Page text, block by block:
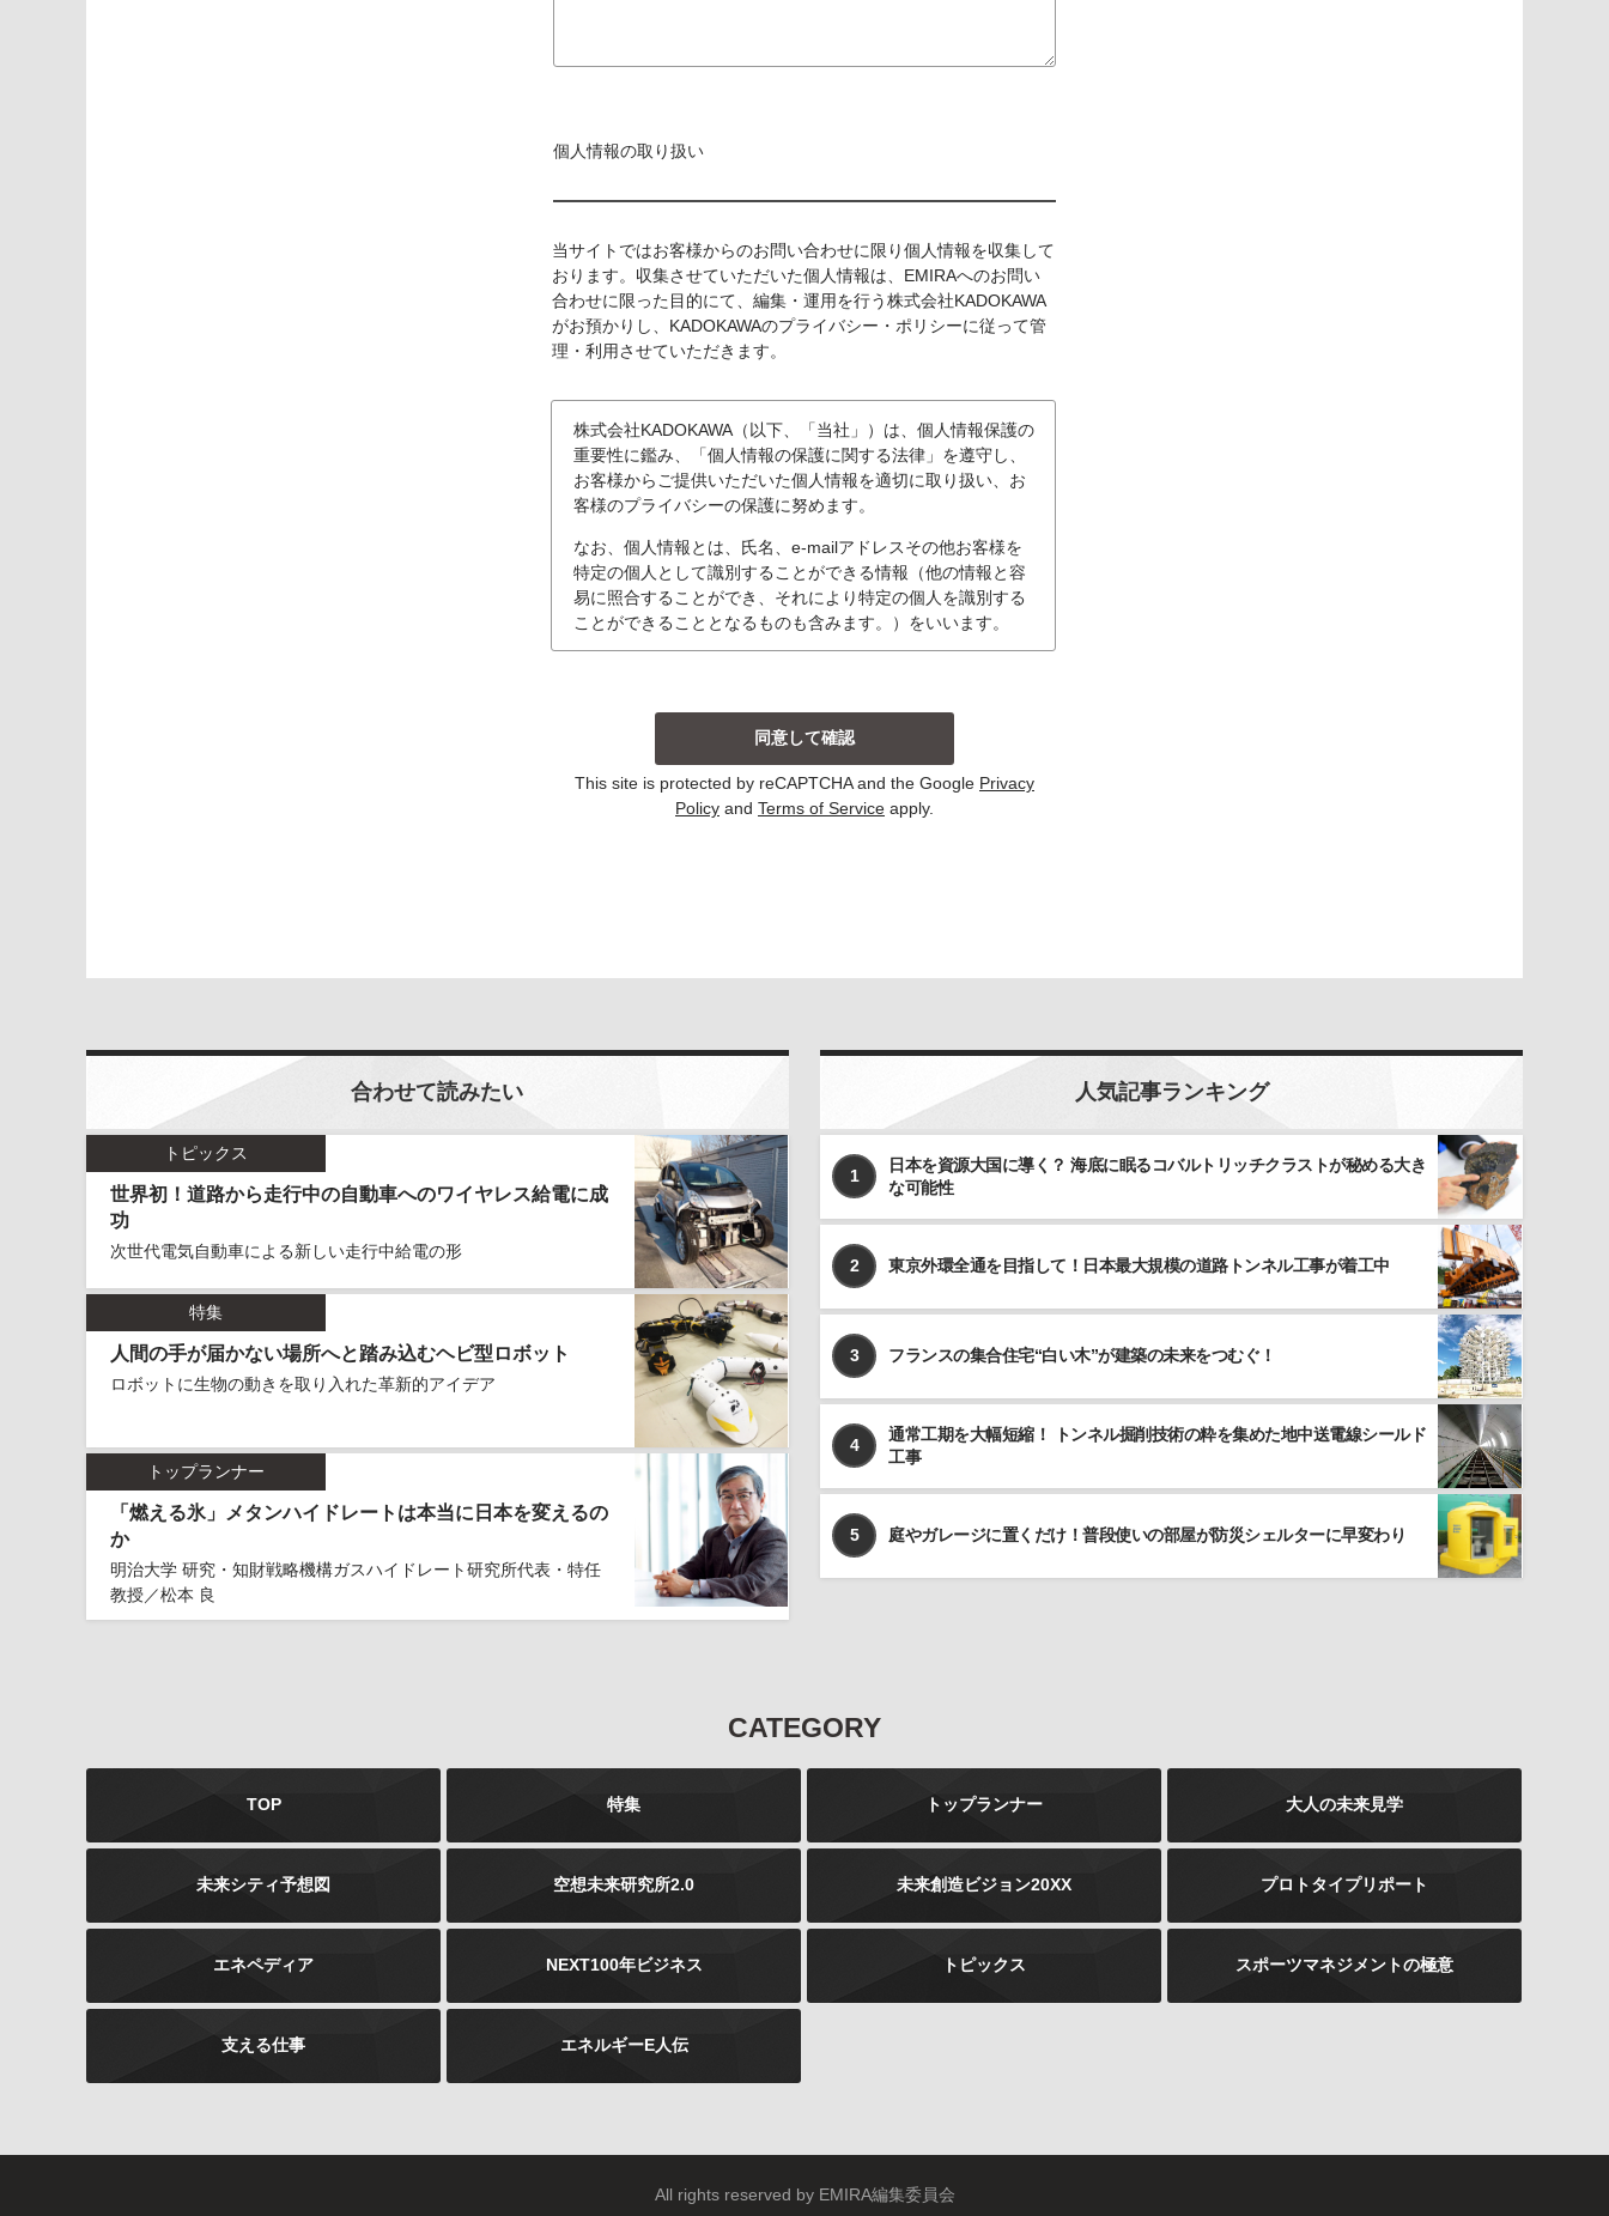
個人情報の取り扱い
当サイトではお客様からのお問い合わせに限り個人情報を収集して
おります。収集させていただいた個人情報は、EMIRAへのお問い
合わせに限った目的にて、編集・運用を行う株式会社KADOKAWA
がお預かりし、KADOKAWAのプライバシー・ポリシーに従って管
理・利用させていただきます。
株式会社KADOKAWA（以下、「当社」）は、個人情報保護の
重要性に鑑み、「個人情報の保護に関する法律」を遵守し、
お客様からご提供いただいた個人情報を適切に取り扱い、お
客様のプライバシーの保護に努めます。
なお、個人情報とは、氏名、e-mailアドレスその他お客様を
特定の個人として識別することができる情報（他の情報と容
易に照合することができ、それにより特定の個人を識別する
ことができることとなるものも含みます。）をいいます。
ております。収集した個人情報の利用目的については以
下の通りです。その他、個別の利用目的がある場合に
は、その都度明示しております。
お問い合わせに対して回答する場合
お客様から個人情報を収集することはいたしません。ま
た、不正な手段により個人情報を収集することもいたし
お客様よりご提供いただきました個人情報は、法令の定
めのある場合を除いて、お客様の事前のご同意をいただ
くことなく、予め明示した利用目的以外に使用しませ
ん。
個人情報の利用、管理について
当社では、お客様よりご提供いただきました個人情報を
厳重に保管、管理し、個人情報の漏洩、滅失、毀損を防
止するため、必要かつ適切な安全管理措置を講じます。
お客様よりご提供いただきました個人情報は、その利用
目的の達成に必要な範囲内において、正確かつ最新の内
容に保つよう努力するものとします。
個人情報の第三者への開示、提供について
当社は、お客様よりご提供いただきました個人情報を、
上記ならびに下記に該当する場合を除いて、お客様の事
前のご同意をいただくことなく、お客様よりご提供いた
だいた個人情報を第三者に開示、提供いたしません。
利用目的の遂行のため、個人情報の取り扱いを第三
者に委託する場合
っても、お客様の個人情報の安全管理が図れるよう、当
当社が運営するインターネット上のwebサイトには、外
部へのリンクが含まれている場合があります。このよう
な外部のwebサイトにおいてのお客様の個人情報の取り
扱いについては、当社では責任を負いかねますのでご注
て、広告などにより当社以外の第三者が独自に個人情報
を収集する場合がございます。このような場合のお客様
負いかねますのでご注意ください。
お問合せについて
停止などを申し出ることができます。お申し出は書面に
This site is protected by reCAPTCHA and the Google Privacy
Policy and Terms of Service apply.
合わせて読みたい
トピックス
世界初！道路から走行中の自動車へのワイヤレス給電に成
功
次世代電気自動車による新しい走行中給電の形
特集
人間の手が届かない場所へと踏み込むヘビ型ロボット
ロボットに生物の動きを取り入れた革新的アイデア
トップランナー
「燃える氷」メタンハイドレートは本当に日本を変えるの
か
明治大学 研究・知財戦略機構ガスハイドレート研究所代表・特任
教授／松本 良
人気記事ランキング
1
日本を資源大国に導く？ 海底に眠るコバルトリッチクラストが秘める大き
な可能性
2 東京外環全通を目指して！日本最大規模の道路トンネル工事が着工中
3 フランスの集合住宅“白い木”が建築の未来をつむぐ！
4
通常工期を大幅短縮！ トンネル掘削技術の粋を集めた地中送電線シールド
工事
5 庭やガレージに置くだけ！普段使いの部屋が防災シェルターに早変わり
CATEGORY
TOP 特集 トップランナー 大人の未来見学
未来シティ予想図 空想未来研究所2.0 未来創造ビジョン20XX プロトタイプリポート
エネペディア NEXT100年ビジネス トピックス スポーツマネジメントの極意
支える仕事 エネルギーE人伝
All rights reserved by EMIRA編集委員会